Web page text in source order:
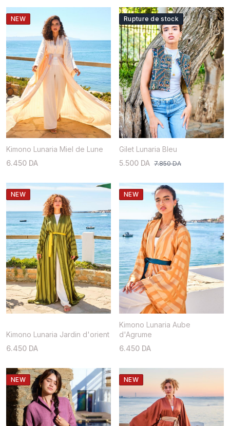
NEW
Kimono Lunaria Miel de Lune
6.450 DA
Rupture de stock
Gilet Lunaria Bleu
5.500 DA 7.850 DA
NEW
Kimono Lunaria Jardin d'orient
6.450 DA
NEW
Kimono Lunaria Aube
d'Agrume
6.450 DA
NEW NEW